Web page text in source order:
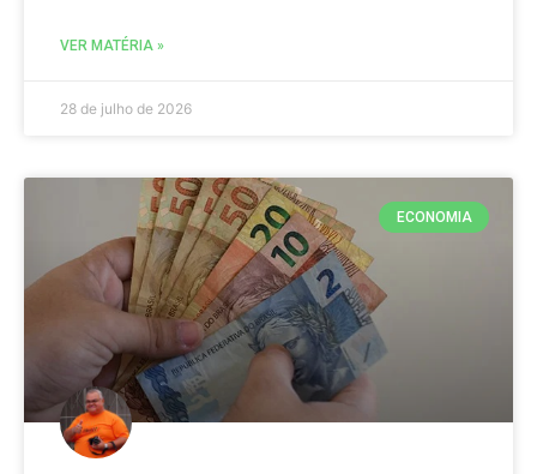
VER MATÉRIA »
28 de julho de 2026
ECONOMIA